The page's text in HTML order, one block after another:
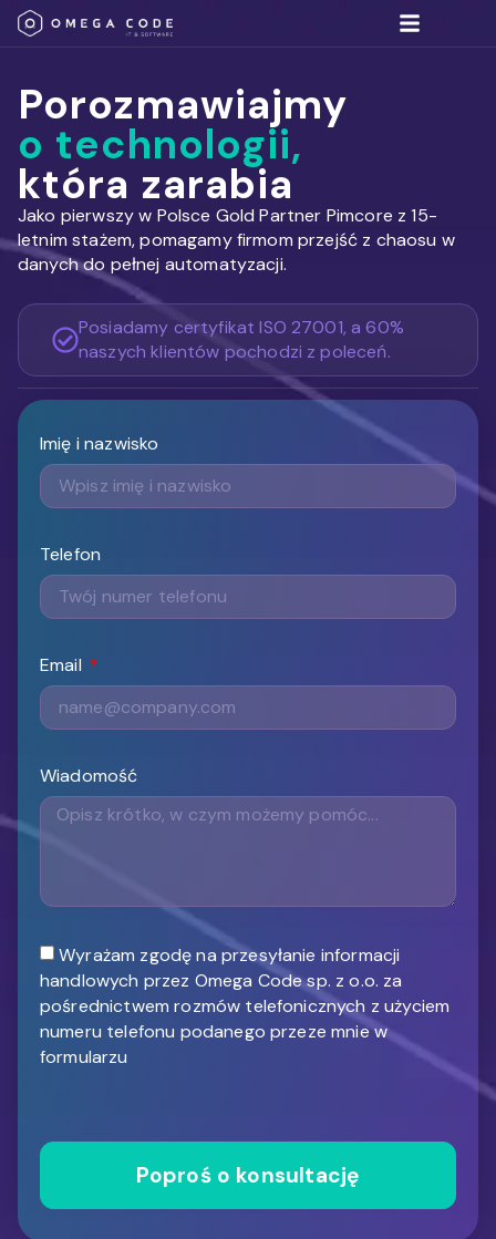
Porozmawiajmy
o technologii,
która zarabia
Jako pierwszy w Polsce Gold Partner Pimcore z 15-
letnim stażem, pomagamy firmom przejść z chaosu w
danych do pełnej automatyzacji.
Posiadamy certyfikat ISO 27001, a 60%
naszych klientów pochodzi z poleceń.
Imię i nazwisko
Telefon
Email
Wiadomość
Wyrażam zgodę na przesyłanie informacji
handlowych przez Omega Code sp. z o.o. za
pośrednictwem rozmów telefonicznych z użyciem
numeru telefonu podanego przeze mnie w
formularzu
Poproś o konsultację